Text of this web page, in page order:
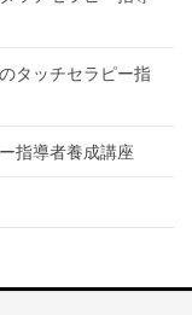
タッチセラピー指
指導者養成講座